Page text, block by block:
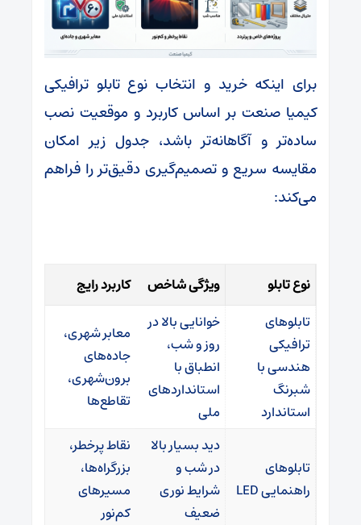
برای اینکه خرید و انتخاب نوع تابلو ترافیکی
کیمیا صنعت بر اساس کاربرد و موقعیت نصب
ساده‌تر و آگاهانه‌تر باشد، جدول زیر امکان
مقایسه سریع و تصمیم‌گیری دقیق‌تر را فراهم
می‌کند:
نوع تابلو ویژگی شاخص
کاربرد رایج
تابلوهای
ترافیکی
هندسی با
شبرنگ
استاندارد
خوانایی بالا در
روز و شب،
انطباق با
استانداردهای
ملی
معابر شهری،
جاده‌های
برون‌شهری،
تقاطع‌ها
تابلوهای
راهنمایی LED
دید بسیار بالا
در شب و
شرایط نوری
ضعیف
نقاط پرخطر،
بزرگراه‌ها،
مسیرهای
کم‌نور